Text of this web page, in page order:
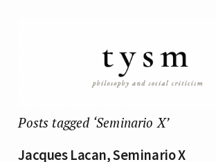
Posts tagged ‘Seminario X’
Jacques Lacan, Seminario X